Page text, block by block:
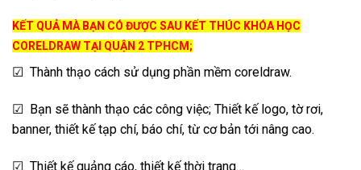
KẾT QUẢ MÀ BẠN CÓ ĐƯỢC SAU KẾT THÚC KHÓA HỌC
CORELDRAW TẠI QUẬN 2 TPHCM;
☑ Thành thạo cách sử dụng phần mềm coreldraw.
☑ Bạn sẽ thành thạo các công việc; Thiết kế logo, tờ rơi,
banner, thiết kế tạp chí, báo chí, từ cơ bản tới nâng cao.
☑ Thiết kế quảng cáo, thiết kế thời trang…